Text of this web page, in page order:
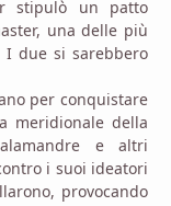
stipulò un patto
una delle più
I due si sarebbero
per conquistare
meridionale della
e altri
i suoi ideatori
provocando